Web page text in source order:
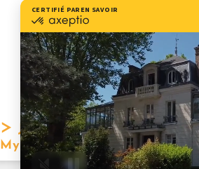
Je lance mon activité ! par
Myriam Oger